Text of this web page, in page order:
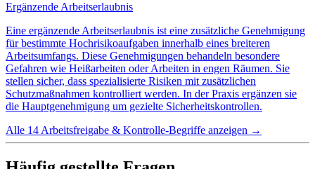
Ergänzende Arbeitserlaubnis
Eine ergänzende Arbeitserlaubnis ist eine zusätzliche Genehmigung
für bestimmte Hochrisikoaufgaben innerhalb eines breiteren
Arbeitsumfangs. Diese Genehmigungen behandeln besondere
Gefahren wie Heißarbeiten oder Arbeiten in engen Räumen. Sie
stellen sicher, dass spezialisierte Risiken mit zusätzlichen
Schutzmaßnahmen kontrolliert werden. In der Praxis ergänzen sie
die Hauptgenehmigung um gezielte Sicherheitskontrollen.
Alle 14 Arbeitsfreigabe & Kontrolle-Begriffe anzeigen →